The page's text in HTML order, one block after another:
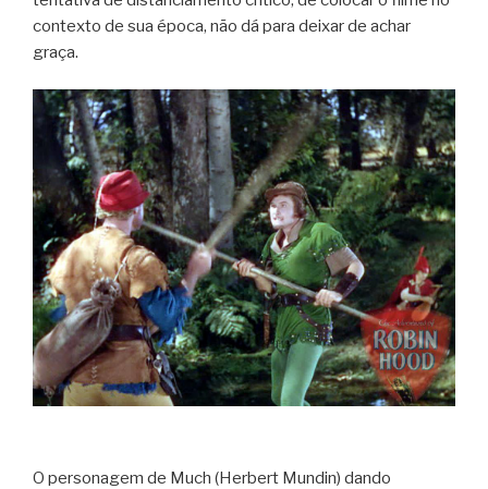
contexto de sua época, não dá para deixar de achar
graça.
O personagem de Much (Herbert Mundin) dando